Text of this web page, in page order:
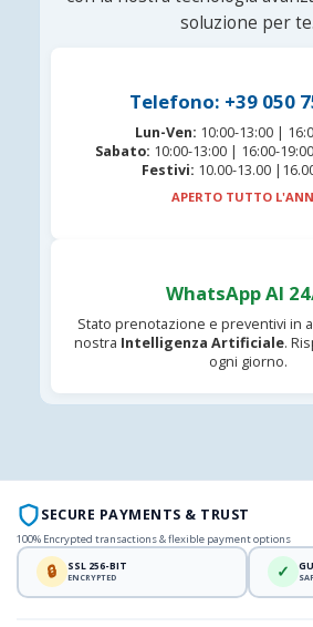
soluzione per te.
Telefono: +39 050
Lun-Ven: 10:00-13:00 |
Sabato: 10:00-13:00 | 16:00-19:00
Festivi: 10.00-13.00
APERTO TUTTO
WhatsApp AI
Stato prenotazione e preventivi in
nostra Intelligenza Artificiale.
ogni giorno.
SECURE PAYMENTS & TRUST
100% Encrypted transactions & flexible payment options
🔒 SSL 256-BIT
ENCRYPTED ✓